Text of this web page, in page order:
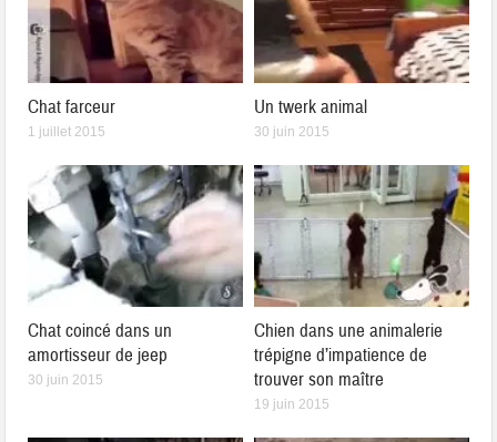
Chat farceur
1 juillet 2015
Un twerk animal
30 juin 2015
Chat coincé dans un
amortisseur de jeep
30 juin 2015
Chien dans une animalerie
trépigne d’impatience de
trouver son maître
19 juin 2015